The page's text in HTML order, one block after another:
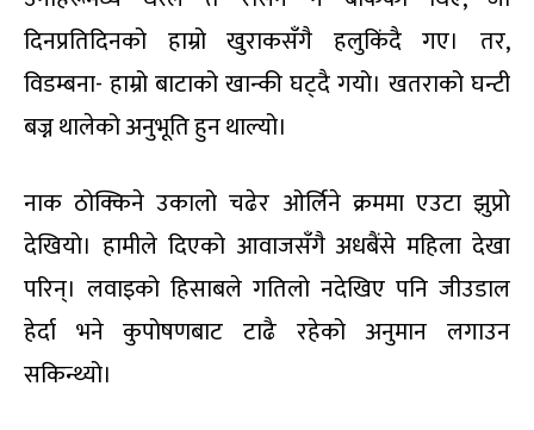
दिनप्रतिदिनको हाम्रो खुराकसँगै हलुकिंदै गए। तर,
विडम्बना- हाम्रो बाटाको खान्की घट्दै गयो। खतराको घन्टी
बज्न थालेको अनुभूति हुन थाल्यो।
नाक ठोक्किने उकालो चढेर ओर्लिने क्रममा एउटा झुप्रो
देखियो। हामीले दिएको आवाजसँगै अधबैंसे महिला देखा
परिन्। लवाइको हिसाबले गतिलो नदेखिए पनि जीउडाल
हेर्दा भने कुपोषणबाट टाढै रहेको अनुमान लगाउन
सकिन्थ्यो।